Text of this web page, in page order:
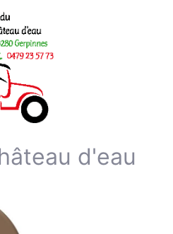
d'eau